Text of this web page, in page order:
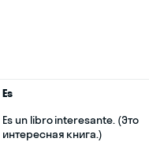
Es
Es un libro interesante. (Это
интересная книга.)